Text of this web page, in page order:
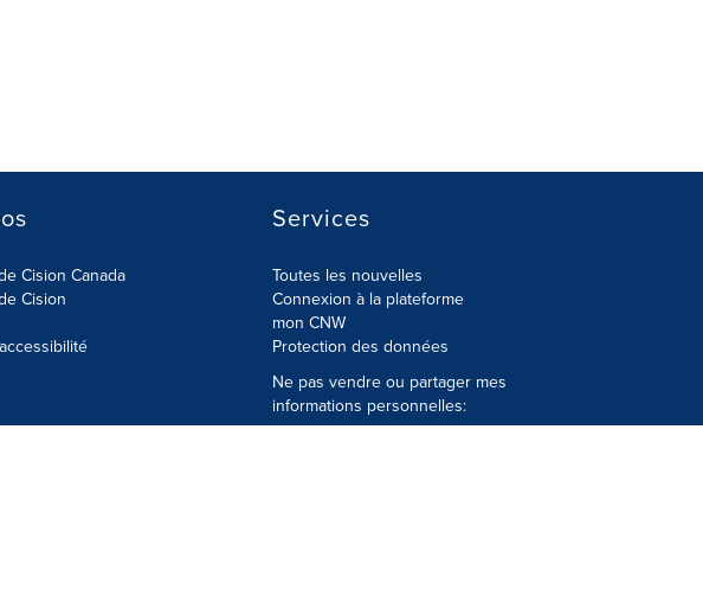
Cision Canada
Cision
Services
Toutes les nouvelles
Connexion à la plateforme
mon CNW
Protection des données
Ne pas vendre ou partager mes
informations personnelles: